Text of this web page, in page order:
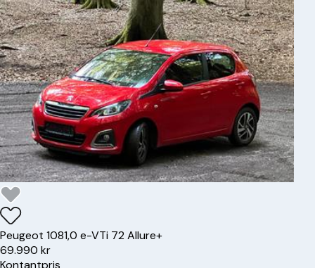
Peugeot 1081,0 e-VTi 72 Allure+
69.990 kr
Kontantpris